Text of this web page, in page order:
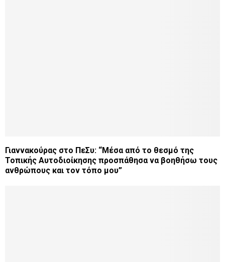
Γιαννακούρας στο ΠεΣυ: “Μέσα από το θεσμό της
Τοπικής Αυτοδιοίκησης προσπάθησα να βοηθήσω τους
ανθρώπους και τον τόπο μου”